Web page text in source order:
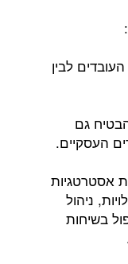
לבין
גם
העסקיים.
אסטרטגיות
ניהול
בשיחות